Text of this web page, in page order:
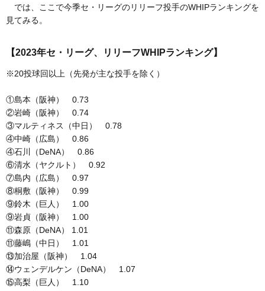
では、ここで今季セ・リーグのリリーフ投手のWHIPランキングを
見てみる。
【2023年セ・リーグ、リリーフWHIPランキング】
※20投球回以上（先発が主な投手を除く）
①島本（阪神） 0.73
②岩崎（阪神） 0.74
③マルティネス（中日） 0.78
④中崎（広島） 0.86
④石川（DeNA） 0.86
⑥清水（ヤクルト） 0.92
⑦島内（広島） 0.97
⑧桐敷（阪神） 0.99
⑨鈴木（巨人） 1.00
⑨岩貞（阪神） 1.00
⑪森原（DeNA） 1.01
⑪藤嶋（中日） 1.01
⑬加治屋（阪神） 1.04
⑭ウェンデルケン（DeNA） 1.07
⑮高梨（巨人） 1.10